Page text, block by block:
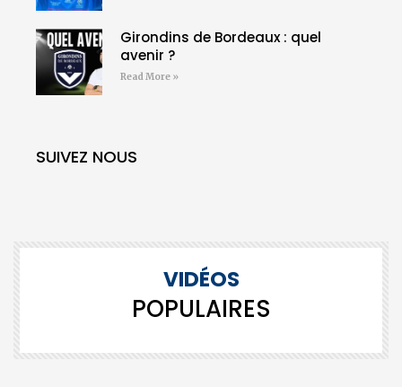
Girondins de Bordeaux : quel
avenir ?
Read More »
SUIVEZ NOUS
VIDÉOS
POPULAIRES